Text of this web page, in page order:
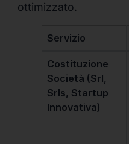
ottimizzato.
Servizio
Costituzione
Società (Srl,
Srls, Startup
Innovativa)